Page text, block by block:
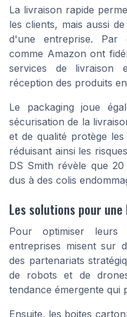
La livraison rapide
les clients, mais aussi
d'une entreprise. Par
comme Amazon ont
services de livraison
réception des produits
Le packaging joue
sécurisation de la
et de qualité protège
réduisant ainsi les
DS Smith révèle que
dus à des colis
Les solutions pour
Pour optimiser leurs
entreprises misent sur
des partenariats
de robots et de
tendance émergente qui
Ensuite, les boites